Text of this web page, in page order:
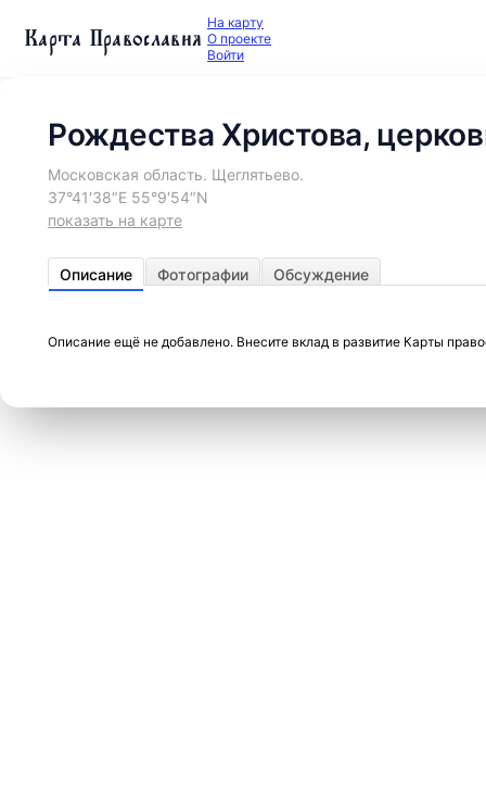
Карта Православия На карту
О проекте
Войти
Рождества Христова,
Московская область. Щеглятьево.
37°41′38″E 55°9′54″N
показать на карте
Описание Фотографии Обсуждение
Описание ещё не добавлено. Внесите вклад в развитие Карты